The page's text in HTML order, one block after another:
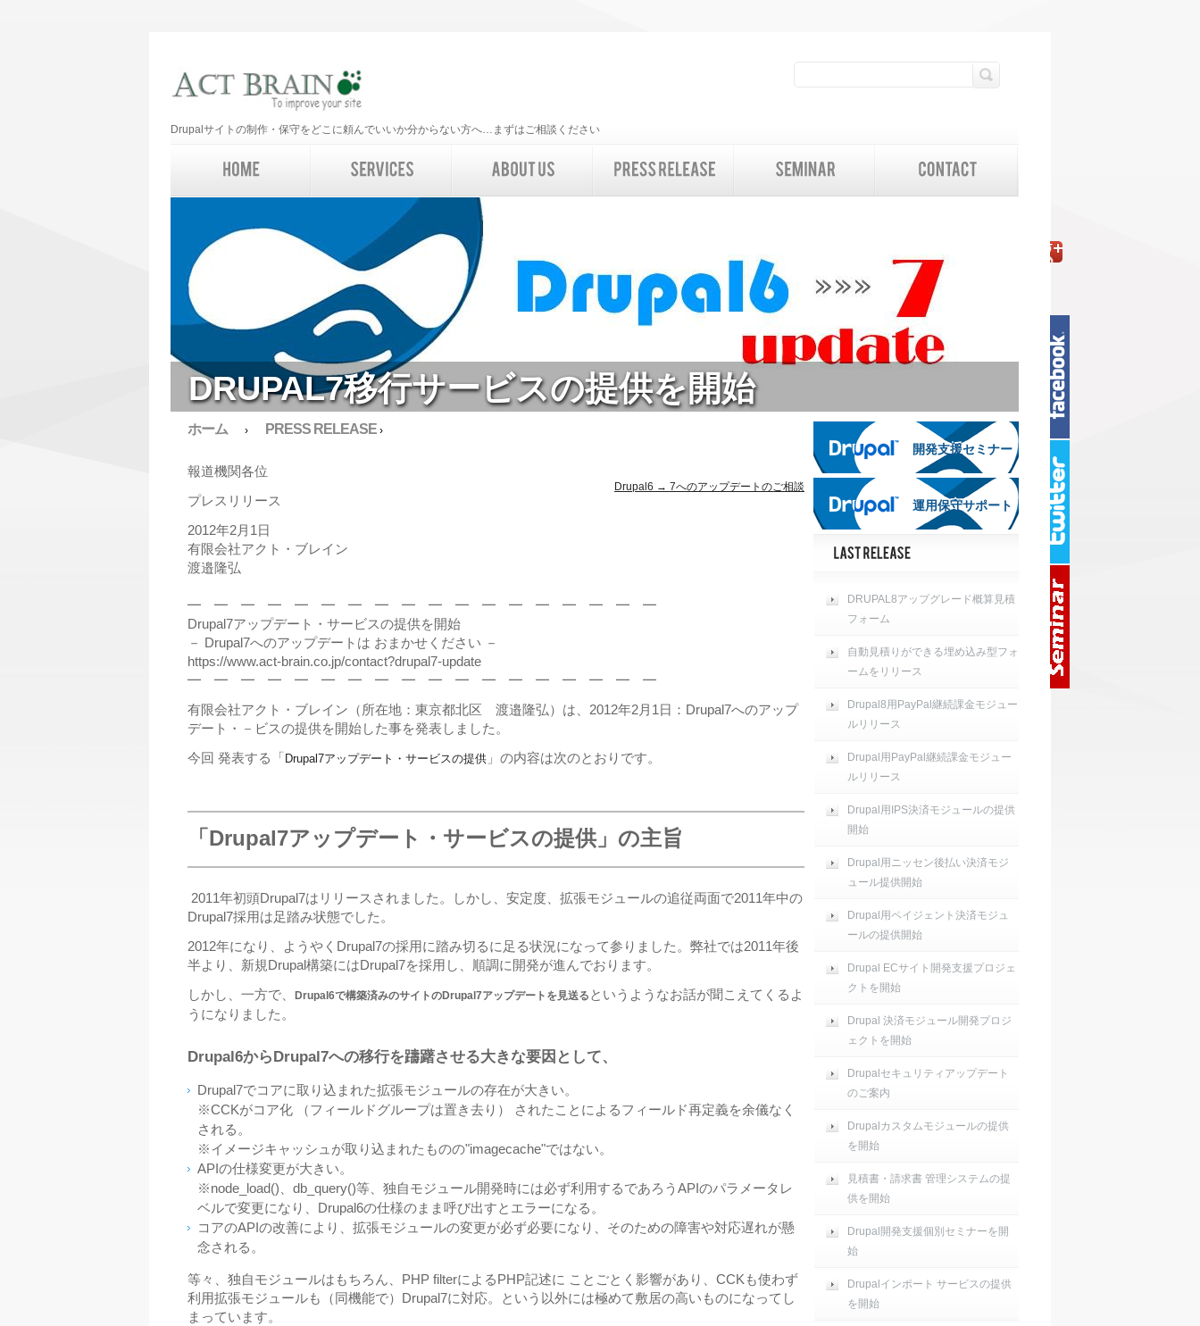
Drupalサイトの制作・保守をどこに頼んでいいか分からない方へ…まずはご相談ください
DRUPAL7移行サービスの提供を開始
開発支援セミナー
開発支援セミナー
運用保守サポート
運用保守サポート
DRUPAL8アップグレード概算見積
フォーム
自動見積りができる埋め込み型フォ
ームをリリース
Drupal8用PayPal継続課金モジュー
ルリリース
Drupal用PayPal継続課金モジュー
ルリリース
Drupal用IPS決済モジュールの提供
開始
Drupal用ニッセン後払い決済モジ
ュール提供開始
Drupal用ペイジェント決済モジュ
ールの提供開始
Drupal ECサイト開発支援プロジェ
クトを開始
Drupal 決済モジュール開発プロジ
ェクトを開始
Drupalセキュリティアップデート
のご案内
Drupalカスタムモジュールの提供
を開始
見積書・請求書 管理システムの提
供を開始
Drupal開発支援個別セミナーを開
始
Drupalインポート サービスの提供
を開始
ホーム › PRESS RELEASE ›
Drupal6 → 7へのアップデートのご相談
報道機関各位
プレスリリース
2012年2月1日
有限会社アクト・ブレイン
渡邉隆弘
━ ━ ━ ━ ━ ━ ━ ━ ━ ━ ━ ━ ━ ━ ━ ━ ━ ━
Drupal7アップデート・サービスの提供を開始
－ Drupal7へのアップデートは おまかせください －
https://www.act-brain.co.jp/contact?drupal7-update
━ ━ ━ ━ ━ ━ ━ ━ ━ ━ ━ ━ ━ ━ ━ ━ ━ ━
有限会社アクト・ブレイン（所在地：東京都北区 渡邉隆弘）は、2012年2月1日：Drupal7へのアップ
デート・－ビスの提供を開始した事を発表しました。
今回 発表する「 Drupal7アップデート・サービスの提供 」の内容は次のとおりです。
「Drupal7アップデート・サービスの提供」の主旨
2011年初頭Drupal7はリリースされました。しかし、安定度、拡張モジュールの追従両面で2011年中の
Drupal7採用は足踏み状態でした。
2012年になり、ようやくDrupal7の採用に踏み切るに足る状況になって参りました。弊社では2011年後
半より、新規Drupal構築にはDrupal7を採用し、順調に開発が進んでおります。
しかし、一方で、 Drupal6で構築済みのサイトのDrupal7アップデートを見送る というようなお話が聞こえてくるよ
うになりました。
Drupal6からDrupal7への移行を躊躇させる大きな要因として、
Drupal7でコアに取り込まれた拡張モジュールの存在が大きい。
※CCKがコア化 （フィールドグループは置き去り） されたことによるフィールド再定義を余儀なく
される。
※イメージキャッシュが取り込まれたものの"imagecache"ではない。
APIの仕様変更が大きい。
※node_load()、db_query()等、独自モジュール開発時には必ず利用するであろうAPIのパラメータレ
ベルで変更になり、Drupal6の仕様のまま呼び出すとエラーになる。
コアのAPIの改善により、拡張モジュールの変更が必ず必要になり、そのための障害や対応遅れが懸
念される。
等々、独自モジュールはもちろん、PHP filterによるPHP記述に ことごとく影響があり、CCKも使わず
利用拡張モジュールも（同機能で）Drupal7に対応。という以外には極めて敷居の高いものになってし
まっています。